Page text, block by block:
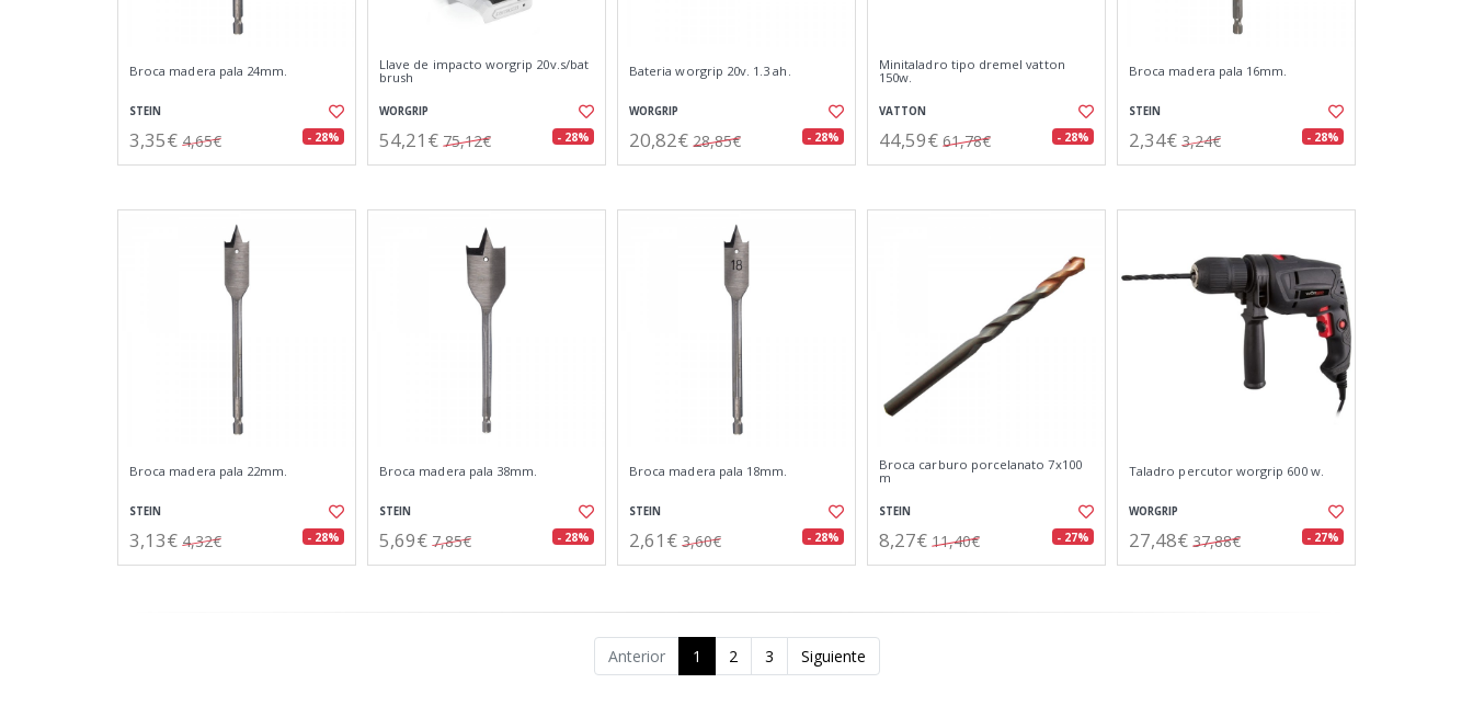
Broca madera pala 24mm.
STEIN
3,35€ 4,65€ - 28%
Llave de impacto worgrip 20v.s/bat
brush
WORGRIP
54,21€ 75,12€ - 28%
Bateria worgrip 20v. 1.3 ah.
WORGRIP
20,82€ 28,85€ - 28%
Minitaladro tipo dremel vatton
150w.
VATTON
44,59€ 61,78€ - 28%
Broca madera pala 16mm.
STEIN
2,34€ 3,24€ - 28%
Broca madera pala 22mm.
STEIN
3,13€ 4,32€ - 28%
Broca madera pala 38mm.
STEIN
5,69€ 7,85€ - 28%
Broca madera pala 18mm.
STEIN
2,61€ 3,60€ - 28%
Broca carburo porcelanato 7x100
m
STEIN
8,27€ 11,40€ - 27%
Taladro percutor worgrip 600 w.
WORGRIP
27,48€ 37,88€ - 27%
Anterior 1 2 3 Siguiente